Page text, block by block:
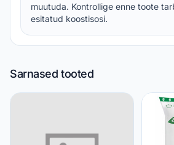
muutuda. Kontrollige enne toote
esitatud koostisosi.
Sarnased tooted